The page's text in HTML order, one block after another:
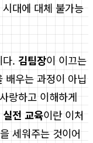
대에 대체 불가능
. 김팀장이 이끄는
배우는 과정이 아닙
랑하고 이해하게
실전 교육이란 이처
세워주는 것이어